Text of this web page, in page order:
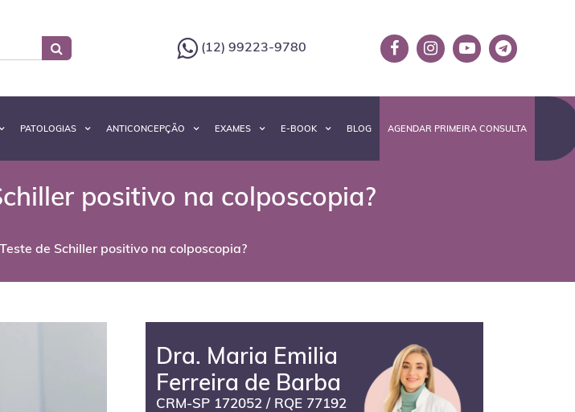
(12) 99223-9780
PATOLOGIAS ANTICONCEPÇÃO EXAMES E-BOOK BLOG AGENDAR PRIMEIRA CONSULTA
positivo na colposcopia?
de Schiller positivo na colposcopia?
Dra. Maria Emilia
Ferreira de Barba
CRM-SP 172052 / RQE 77192